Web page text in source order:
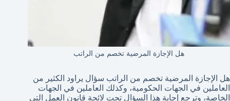
هل الإجازة المرضية تخصم من الراتب
هل الإجازة المرضية تخصم من الراتب سؤال يراود الكثير من
العاملين في الجهات الحكومية، وكذلك العاملين في الجهات
الخاصة، وترجع إجابة هذا السؤال تحت لائحة قانون العمل التي